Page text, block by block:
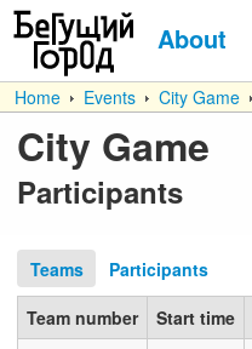
About
Home Events City Game
City Game
Participants
Teams Participants
Team number Start time